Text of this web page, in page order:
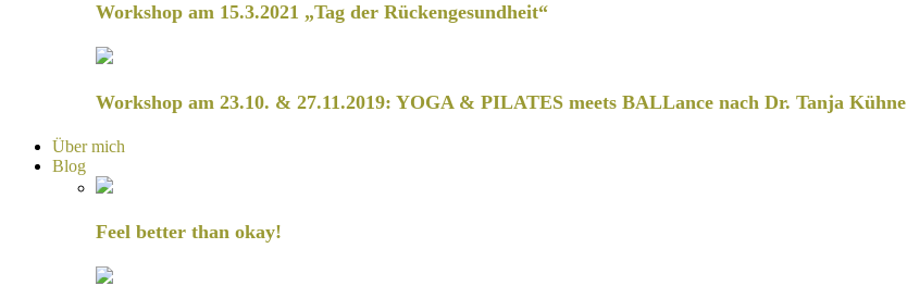
Workshop am 15.3.2021 „Tag der Rückengesundheit“
Workshop am 23.10. & 27.11.2019: YOGA & PILATES meets BALLance nach Dr. Tanja Kühne
Über mich
Blog
Feel better than okay!